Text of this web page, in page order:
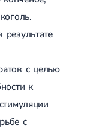
с целью
к
с